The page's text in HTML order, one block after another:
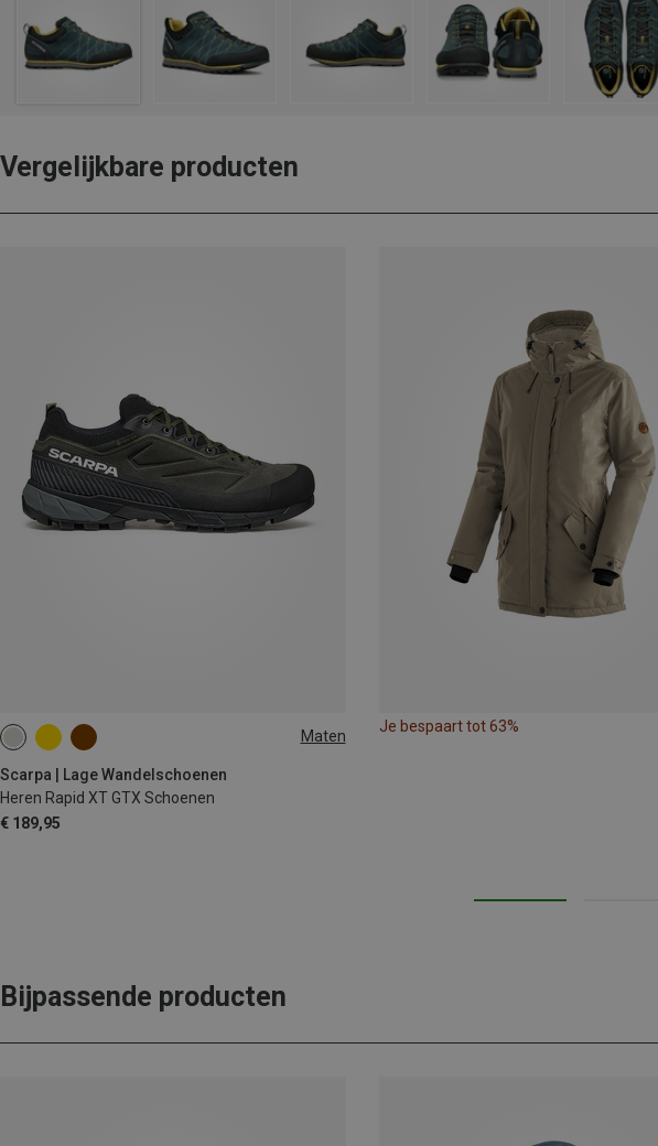
Vergelijkbare producten
Maten
Scarpa | Lage Wandelschoenen
Heren Rapid XT GTX Schoenen
€ 189,95
Je bespaart tot 63%
Bijpassende producten